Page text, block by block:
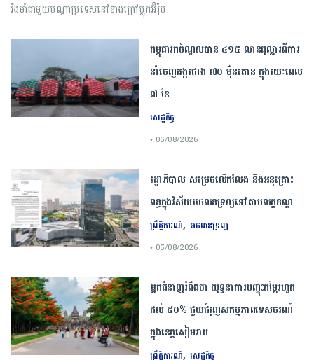
រឹងមាំ​ជាមួយបណ្តា​ប្រទេស​នៅខាងក្រៅ​ប្លុក​អ៊ឺរ៉ុប
កម្ពុជារកចំណូលបាន ៤១៥ លានដុល្លារពីការ
នាំចេញអង្ករជាង ៧០ ម៉ឺនតោន ក្នុងរយៈពេល
៧ ខែ
សេដ្ឋកិច្ច
• 05/08/2026
រដ្ឋាភិបាល សម្រេច​លើកលែង និងអនុគ្រោះ
ពន្ធក្នុងវិស័យអចលនទ្រព្យ​ទៅតាមលក្ខខណ្ឌ
ព្រឹត្តិការណ៍, អចលនទ្រព្យ
• 05/08/2026
អ្នកជំនាញ​រំពឹង​ថា​ ​យុទ្ធនាការ​បញ្ចុះ​តម្លៃ​រហូត
ដល់​ ​៥០​% ​ជួយ​ជំរុញ​សកម្មភាព​ទេសចរណ៍​
ក្នុង​ខេត្ត​សៀមរាប​
ព្រឹត្តិការណ៍, សេដ្ឋកិច្ច